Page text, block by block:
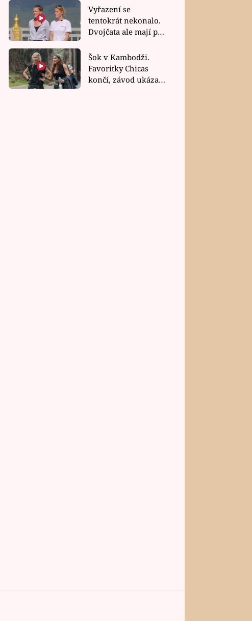
rychlé recepty
Vyřazení se
tentokrát nekonalo.
Dvojčata ale mají po
závodu nůž na krku
Šok v Kambodži.
Favoritky Chicas
končí, závod ukázal